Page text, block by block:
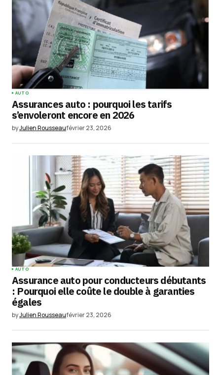
AUTO
Assurances auto : pourquoi les tarifs
s’envoleront encore en 2026
byJulien Rousseaufévrier 23, 2026
AUTO
Assurance auto pour conducteurs débutants
: Pourquoi elle coûte le double à garanties
égales
byJulien Rousseaufévrier 23, 2026